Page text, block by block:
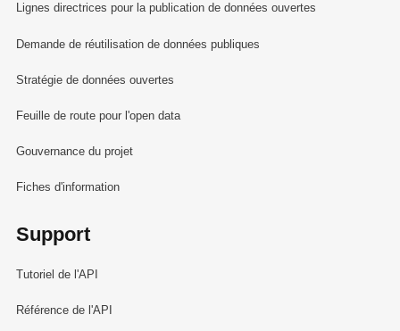
Lignes directrices pour la publication de données ouvertes
Demande de réutilisation de données publiques
Stratégie de données ouvertes
Feuille de route pour l'open data
Gouvernance du projet
Fiches d'information
Support
Tutoriel de l'API
Référence de l'API